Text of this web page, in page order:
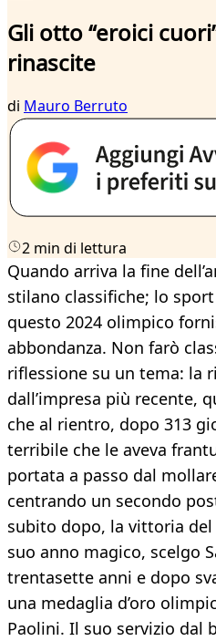
Gli otto “eroici
rinascite
di Mauro Berruto
2 min di lettura
Quando arriva la fine
stilano classifiche; lo
questo 2024 olimpico
abbondanza. Non farò
riflessione su un tema: la
dall’impresa più recente,
che al rientro, dopo 313
terribile che le aveva
portata a passo dal
centrando un secondo
subito dopo, la vittoria del
suo anno magico, scelgo
trentasette anni e dopo
una medaglia d’oro
Paolini. Il suo servizio dal